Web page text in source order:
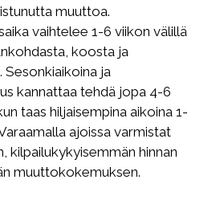
muuttoa.
vaihtelee 1-6 viikon välillä
koosta ja
Sesonkiaikoina ja
kannattaa tehdä jopa 4-6
taas hiljaisempina aikoina 1-
ajoissa varmistat
kilpailukykyisemmän hinnan
muuttokokemuksen.